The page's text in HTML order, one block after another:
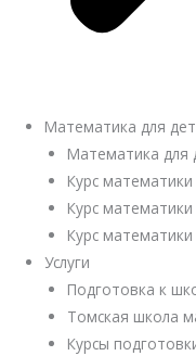
Математика для
Математика для
Курс
Курс
Курс
Услуги
Подготовка к
Томская школа
Курсы